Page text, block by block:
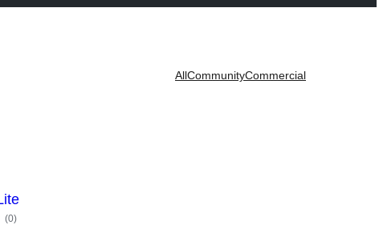
AllCommunityCommercial
(0αξιολογήσεις
σύνολο
)